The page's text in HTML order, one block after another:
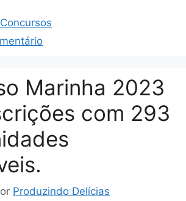
Marinha 2023
com 293
Produzindo Delícias